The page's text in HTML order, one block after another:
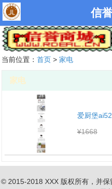
信
当前位置： 首页> 家电
家电
爱厨堡
¥1668
© 2015-2018 XXX 版权所有，并